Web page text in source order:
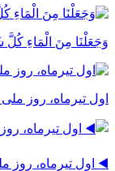
وَجَعَلْنَا مِنَ الْمَاءِ
اول تیرماه، روز
◀️ اول تیرماه، روز